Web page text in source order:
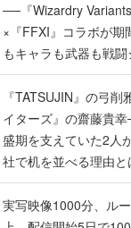
──『Wizardry Variants
×『FFXI』コラボが期
もキャラも武器も戦
で作り込まれた理由
く
『TATSUJIN』の弓
イターズ』の齋藤貴
盛期を支えていた2人
社で机を並べる理由
『TATSUJIN
んだレジェンド2人に
実写映像1000分、ル